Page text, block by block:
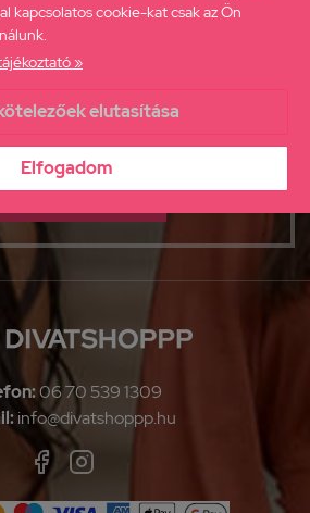
kapcsolatos cookie-kat csak az Ön
»
elutasítása
Elfogadom
engem az aktuális ajánlatairól.

06 70 539 1309
info@divatshoppp.hu